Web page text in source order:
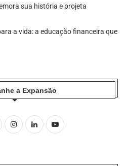
sua história e projeta
a vida: a educação financeira que
a Expansão